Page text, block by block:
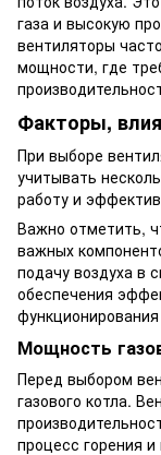
газа и высокую
вентиляторы
мощности, где
Факторы,
При выборе
учитывать
работу и
Важно отметить,
важных
подачу воздуха в
обеспечения
функционирования
Мощность
Перед выбором
газового котла.
процесс горения и